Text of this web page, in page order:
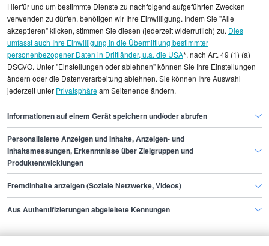
statistischen Erhebungen durch StepStone. Es sind
Durchschnittswerte und die Angaben können nicht
einzelnen Stellenangeboten zugeordnet werden.
Gehaltsinformationen Bildung
Privatlehrer/in
Privatlehrer/in Dresden
Finde den Job,
der zu dir passt.
Bewerbende
Hierfür und um bestimmte Dienste zu nachfolgend aufgeführten Zwecken
verwenden zu dürfen, benötigen wir Ihre Einwilligung. Indem Sie "Alle
akzeptieren" klicken, stimmen Sie diesen (jederzeit widerruflich) zu. Dies
umfasst auch Ihre Einwilligung in die Übermittlung bestimmter
personenbezogener Daten in Drittländer, u.a. die USA*, nach Art. 49 (1) (a)
DSGVO. Unter "Einstellungen oder ablehnen" können Sie Ihre Einstellungen
ändern oder die Datenverarbeitung ablehnen. Sie können Ihre Auswahl
jederzeit unter Privatsphäream Seitenende ändern.
Informationen auf einem Gerät speichern und/oder abrufen
Personalisierte Anzeigen und Inhalte, Anzeigen- und
Inhaltsmessungen, Erkenntnisse über Zielgruppen und
Produktentwicklungen
Fremdinhalte anzeigen (Soziale Netzwerke, Videos)
Aus Authentifizierungen abgeleitete Kennungen